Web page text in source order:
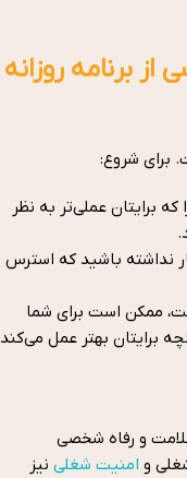
برنامه روزانه
برای شروع:
برایتان عملی‌تر به نظر
نداشته باشید که استرس
ممکن است برای شما
برایتان بهتر عمل می‌کند
و رفاه شخصی
و امنیت شغلی نیز